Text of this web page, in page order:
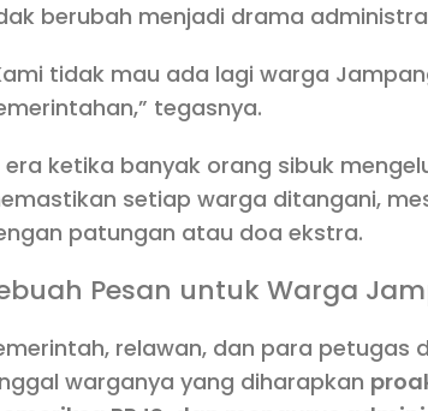
berubah menjadi drama
tidak mau ada lagi warga
tegasnya.
era ketika banyak orang sibuk
setiap warga ditangani,
patungan atau doa ekstra.
Pesan untuk Warga
relawan, dan para petugas
warganya yang diharapkan